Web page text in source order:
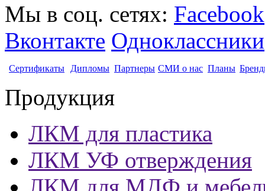
Мы в соц. сетях: Facebook
Вконтакте Одноклассники
Сертификаты Дипломы Партнеры СМИ о нас Планы
Продукция
ЛКМ для пластика
ЛКМ УФ отверждения